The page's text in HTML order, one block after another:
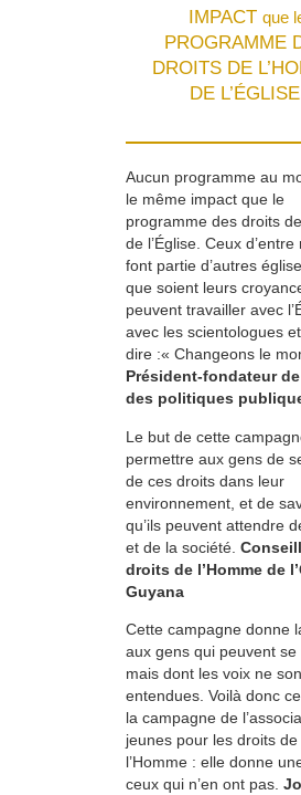
IMPACT que
PROGRAMME
DROITS DE
DE
Aucun programme au
le même impact que le
programme des droits
de l’Église. Ceux
font partie d’autres
que soient leurs
peuvent travailler avec
avec les scientologues et
dire :« Changeons le
Président-fondateur
des politiques
Le but de cette
permettre aux gens de
de ces droits dans leur
environnement, et de
qu’ils peuvent attendre
et de la société.
droits de l’Homme de
Guyana
Cette campagne donne
aux gens qui peuvent se
mais dont les voix ne
entendues. Voilà donc
la campagne de
jeunes pour les droits de
l’Homme : elle donne
ceux qui n’en ont pas.